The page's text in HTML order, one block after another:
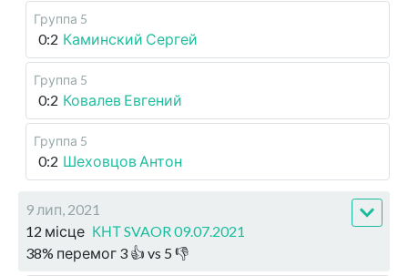
Группа 5
0:2 Каминский Сергей
Группа 5
0:2 Ковалев Евгений
Группа 5
0:2 Шеховцов Антон
9 лип, 2021
12 місце КНТ SVAOR 09.07.2021
38% перемог 3 👍 vs 5 👎